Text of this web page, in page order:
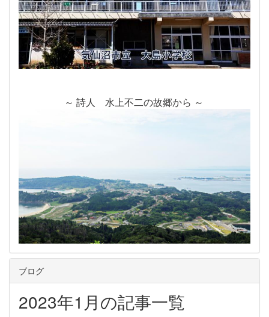
～ 詩人 水上不二の故郷から ～
ブログ
2023年1月の記事一覧